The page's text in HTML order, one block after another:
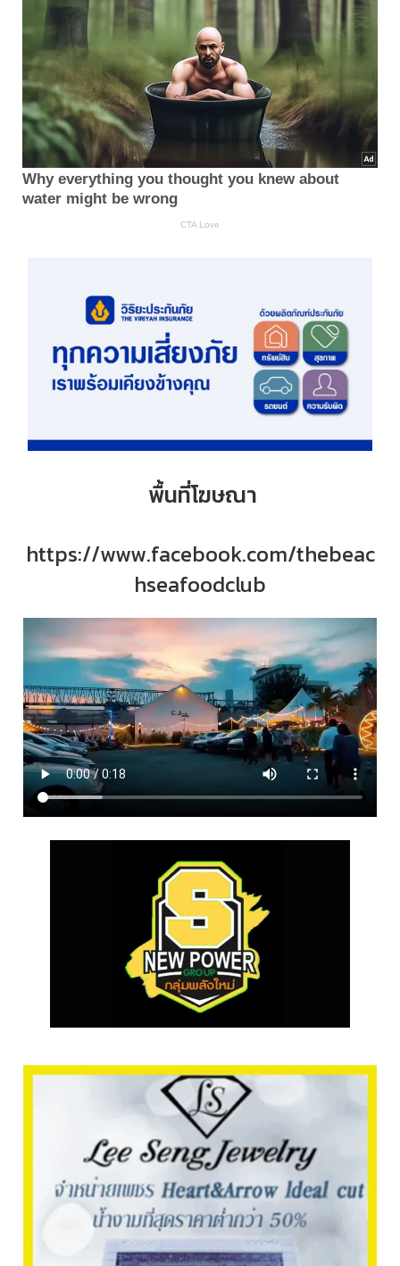
พื้นที่โฆษณา
https://www.facebook.com/thebeac
hseafoodclub